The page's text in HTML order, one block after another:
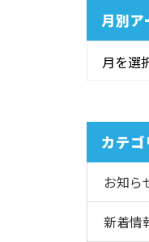
月別ア
月を選
カテゴ
お知ら
新着情